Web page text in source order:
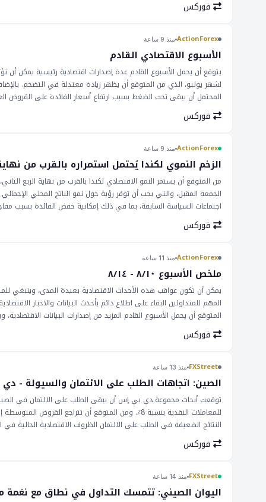
الاقتصادية. يجب على المتداولين مراقبة مستويات الدعم والمقاومة
اطلاع دائم بالأخبار الاقتصادية وقرارات البنوك المركزية التي يمكن أن تؤثر
فوركس
ActionForex منذ 9 ساعة
الأسبوع الاقتصادي القادم
يتوقع أن يحمل الأسبوع القادم عدة إصدارات اقتصادية رئيسية يمكن أن
لشهر يوليو، الذي من المتوقع أن يظهر زيادة معتدلة في التضخم.
المحتمل أن يبقى تحت الضغط بسبب ارتفاع أسعار الفائدة على القروض
مع الحفاظ على موقف متحفز. تعد هذه المؤشرات الاقتصادية حاسمة
يمكن أن تؤدي إلى انخفاض في قيمة العملات إذا أشار إلى تباطؤ في النمو
يمكن أن يؤدي موقف __ التحفيزي إلى زيادة في قيمة دولار أستراليا،
ومراقبة هذه الإصدارات بشكل وثيق، لأنها يمكن أن تؤثر على مشاعر
فوركس
ActionForex منذ 9 ساعة
الزخم النموي لكندا يُحتمل استمراره بالقرب من
من المتوقع أن يستمر النمو الاقتصادي لكندا بالقرب من نهاية الربع
الجمعة المقبل، والتي يجب أن توفر رؤية حول نمو الناتج المحلي
اجتماعات السياسة السابقة، بما في ذلك إمكانية خفض الفائدة بسبب
خاصة في سوق الفوركس. يمكن أن يؤدي اقتصاد قوي في كندا إلى زيادة
يكون لقرارات بنك كندا بشأن الفائدة تأثيرًا كبيرًا على الاقتصاد الكندي،
محتمل. يمكن أن توفر هذه البيانات رؤى قيمة حول الصحة العامة
فوركس
ActionForex منذ 11 ساعة
ملخص الأسبوع ٨/١٠ - ٨/١٤
يمكن أن تكون عواقب هذه الأحداث الاقتصادية بعيدة المدى، وينبغي
المهم للمتداولين البقاء على اطلاع دائم بأحدث البيانات والاخبار
المتوقع أن يحمل الأسبوع القادم المزيد من إصدارات البيانات
فوركس
FXStreet منذ 13 ساعة
الصين: اتجاهات الطلب على الائتمان والسيولة -
للمعاملات النقدية بنسبة 8٪. ومن المتوقع أن
النتائج الضعيفة في الطلب على الائتمان الظروف الاقتصادية
الصين عواقب على الأسواق العالمية، ولا سيما في سوق العملات
العملات. وهذا بدوره يمكن أن يؤثر على قرارات التجارة والاستثمار. ومن
يؤثر على قيمة اليوان. وهذا بدوره يمكن أن يؤثر على سوق العملات
اتجاهات الطلب على الائتمان والسيولة في الصين، لأنها يمكن أن يكون لها
فوركس
FXStreet منذ 14 ساعة
اليوان الصيني: تتمسك التداول في نطاق مع نغمة